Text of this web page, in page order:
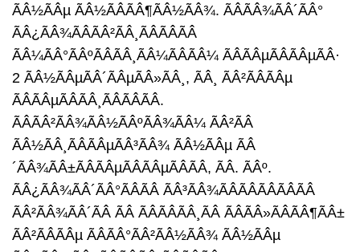
ÃÂ½ÃÂµ ÃÂ½ÃÂÃÂ¶ÃÂ½ÃÂ¾. ÃÂÃÂ¾ÃÂ´ÃÂ°
ÃÂ¿ÃÂ¾ÃÂÃÂ²ÃÂ¸ÃÂÃÂÃÂ
ÃÂ¼ÃÂ°ÃÂºÃÂÃÂ¸ÃÂ¼ÃÂÃÂ¼ ÃÂÃÂµÃÂÃÂµÃÂ·
2 ÃÂ½ÃÂµÃÂ´ÃÂµÃÂ»ÃÂ¸, ÃÂ¸ ÃÂ²ÃÂÃÂµ
ÃÂÃÂµÃÂÃÂ¸ÃÂÃÂÃÂ.
ÃÂÃÂ²ÃÂ¾ÃÂ½ÃÂºÃÂ¾ÃÂ¼ ÃÂ²ÃÂ
ÃÂ½ÃÂ¸ÃÂÃÂµÃÂ³ÃÂ¾ ÃÂ½ÃÂµ ÃÂ
´ÃÂ¾ÃÂ±ÃÂÃÂµÃÂÃÂµÃÂÃÂ, ÃÂ. ÃÂº.
ÃÂ¿ÃÂ¾ÃÂ´ÃÂ°ÃÂÃÂ ÃÂ³ÃÂ¾ÃÂÃÂÃÂÃÂÃÂ
ÃÂ²ÃÂ¾ÃÂ´ÃÂ ÃÂ ÃÂÃÂÃÂ¸ÃÂ ÃÂÃÂ»ÃÂÃÂ¶ÃÂ±
ÃÂ²ÃÂÃÂµ ÃÂÃÂ°ÃÂ²ÃÂ½ÃÂ¾ ÃÂ½ÃÂµ